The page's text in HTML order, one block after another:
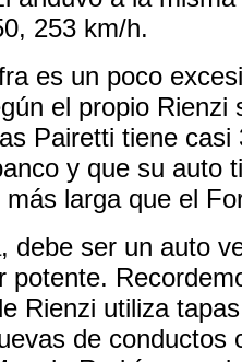
253 km/h.
es un poco
el propio Rienzi
Pairetti tiene casi
y que su auto
larga que el
debe ser un auto
potente.
Rienzi utiliza
de conductos